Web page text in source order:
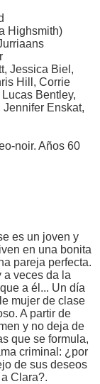
Highsmith)
Jessica Biel,
Hill, Corrie
Bentley,
Enskat,
noir. Años 60
es un joven y
en una bonita
pareja perfecta.
a veces da la
a él... Un día
mujer de clase
A partir de
y no deja de
que se formula,
criminal: ¿por
de sus deseos
Clara?.